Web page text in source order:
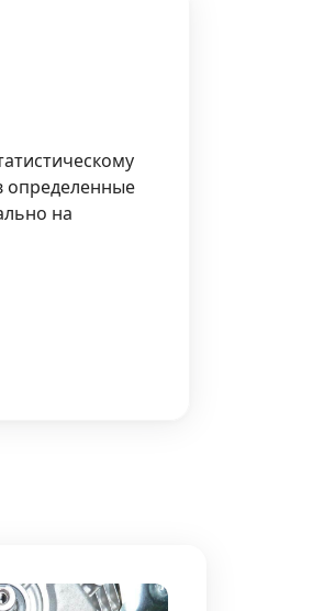
определенные
на